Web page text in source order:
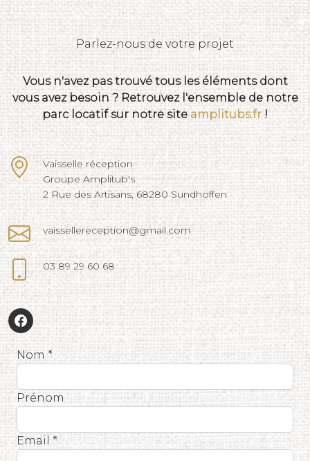
Parlez-nous de votre projet
Vous n'avez pas trouvé tous les éléments dont
vous avez besoin ? Retrouvez l'ensemble de notre
parc locatif sur notre site amplitubs.fr !
Vaisselle réception
Groupe Amplitub's
2 Rue des Artisans, 68280 Sundhoffen
vaissellereception@gmail.com
03 89 29 60 68
Nom *
Prénom
Email *